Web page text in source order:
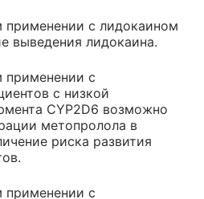
с лидокаином
выведения лидокаина.
с
с низкой
CYP2D6 возможно
метопролола в
риска развития
с